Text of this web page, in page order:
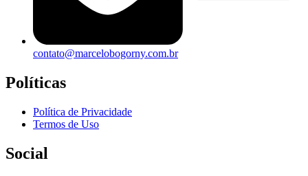
contato@marcelobogorny.com.br
Políticas
Política de Privacidade
Termos de Uso
Social